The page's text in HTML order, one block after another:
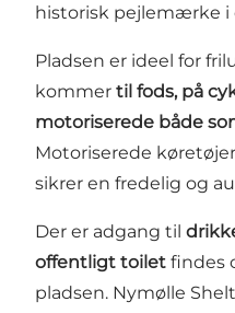
historisk pejlemærke i
Pladsen er ideel for
kommer til fods, på
motoriserede både
Motoriserede
sikrer en fredelig og
Der er adgang til
offentligt toilet findes
pladsen. Nymølle